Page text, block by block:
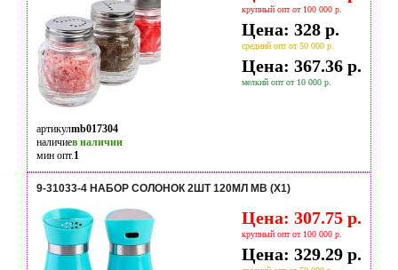
крупный опт от 100 000 р.
Цена: 328 р.
средний опт от 50 000 р.
Цена: 367.36 р.
мелкий опт от 10 000 р.
артикулmb017304
наличиев наличии
мин опт.1
9-31033-4 НАБОР СОЛОНОК 2ШТ 120МЛ MB (Х1)
Цена: 307.75 р.
крупный опт от 100 000 р.
Цена: 329.29 р.